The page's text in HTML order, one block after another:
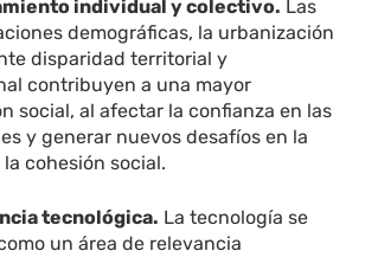
individual y colectivo. Las
demográficas, la urbanización
disparidad territorial y
contribuyen a una mayor
social, al afectar la confianza en las
y generar nuevos desafíos en la
cohesión social.
tecnológica. La tecnología se
un área de relevancia